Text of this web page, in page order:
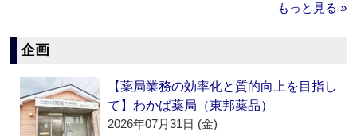
もっと見る »
企画
【薬局業務の効率化と質的向上を目指し
て】わかば薬局（東邦薬品）
2026年07月31日 (金)